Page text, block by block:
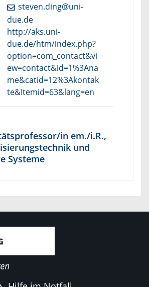
steven.ding@uni-
due.de
http://aks.uni-
due.de/htm/index.php?
option=com_contact&vi
ew=contact&id=1%3Ana
me&catid=12%3Akontak
te&Itemid=63&lang=en
in em./i.R.,
und
Systeme